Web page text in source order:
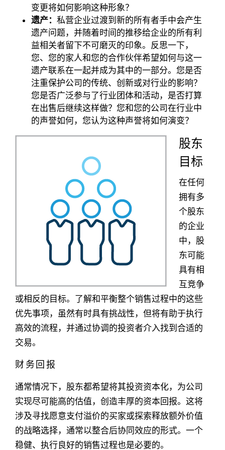
变更将如何影响这种形象？
遗产： 私营企业过渡到新的所有者手中会产生
遗产问题，并随着时间的推移给企业的所有利
益相关者留下不可磨灭的印象。反思一下，
您、您的家人和您的合作伙伴希望如何与这一
遗产联系在一起并成为其中的一部分。您是否
注重保护公司的传统、创新或对行业的影响？
您是否广泛参与了行业团体和活动，是否打算
在出售后继续这样做？您和您的公司在行业中
的声誉如何，您认为这种声誉将如何演变？
股东
目标
在任何
拥有多
个股东
的企业
中，股
东可能
具有相
互竞争
或相反的目标。了解和平衡整个销售过程中的这些
优先事项，虽然有时具有挑战性，但将有助于执行
高效的流程，并通过协调的投资者介入找到合适的
交易。
财务回报
通常情况下，股东都希望将其投资资本化，为公司
实现尽可能高的估值，创造丰厚的资本回报。这将
涉及寻找愿意支付溢价的买家或探索释放额外价值
的战略选择，通常以整合后协同效应的形式。一个
稳健、执行良好的销售过程也是必要的。